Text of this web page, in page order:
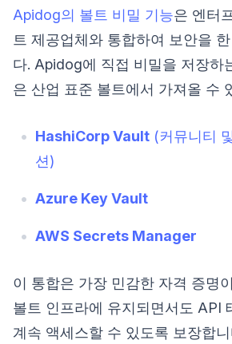
Apidog의 볼트 비밀 기능은 엔터
트 제공업체와 통합하여 보안을
다. Apidog에 직접 비밀을 저장하
은 산업 표준 볼트에서 가져올 수
HashiCorp Vault (커뮤니티
션)
Azure Key Vault
AWS Secrets Manager
이 통합은 가장 민감한 자격 증명
볼트 인프라에 유지되면서도 API
계속 액세스할 수 있도록 보장합